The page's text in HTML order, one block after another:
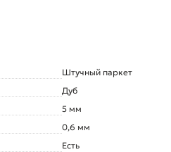
Штучный паркет
Дуб
5 мм
0,6 мм
Есть